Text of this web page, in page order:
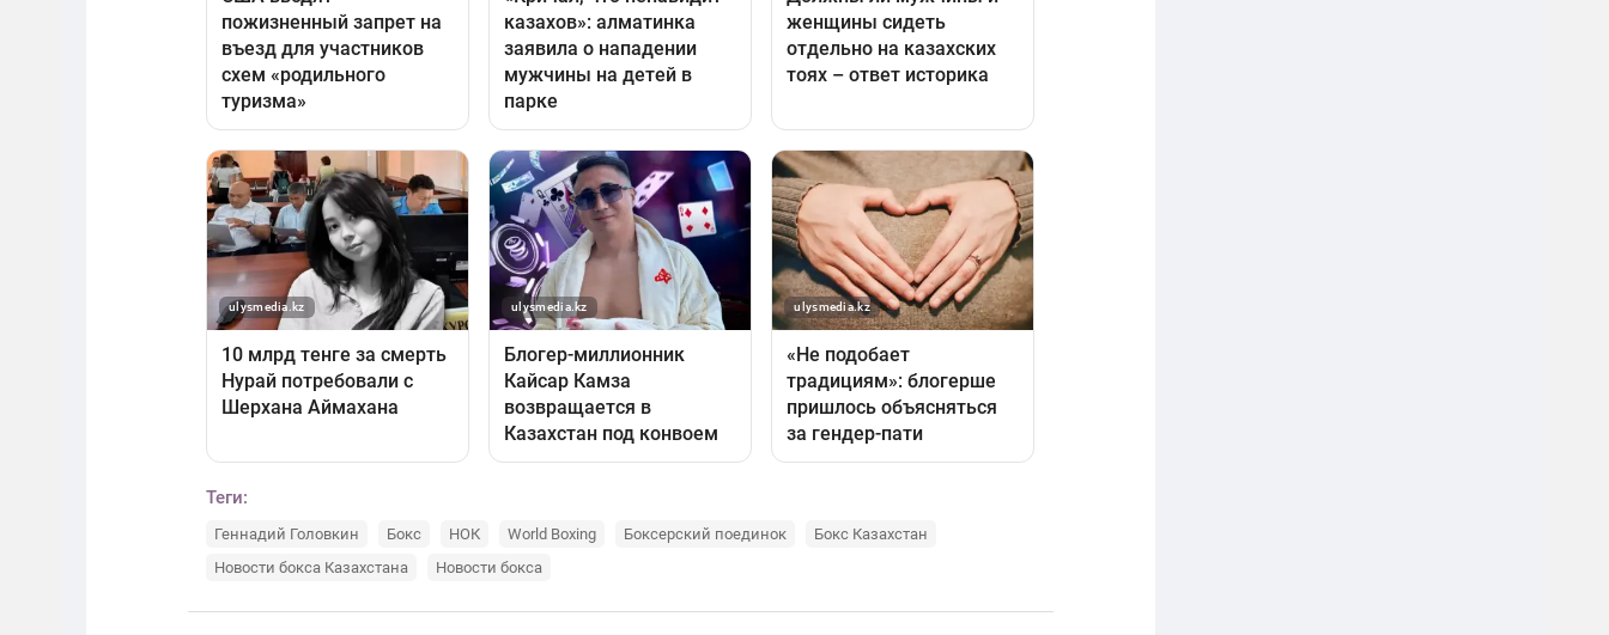
Теги:
Геннадий Головкин Бокс НОК World Boxing Боксерский поединок
Бокс Казахстан
Новости бокса Казахстана
Новости бокса